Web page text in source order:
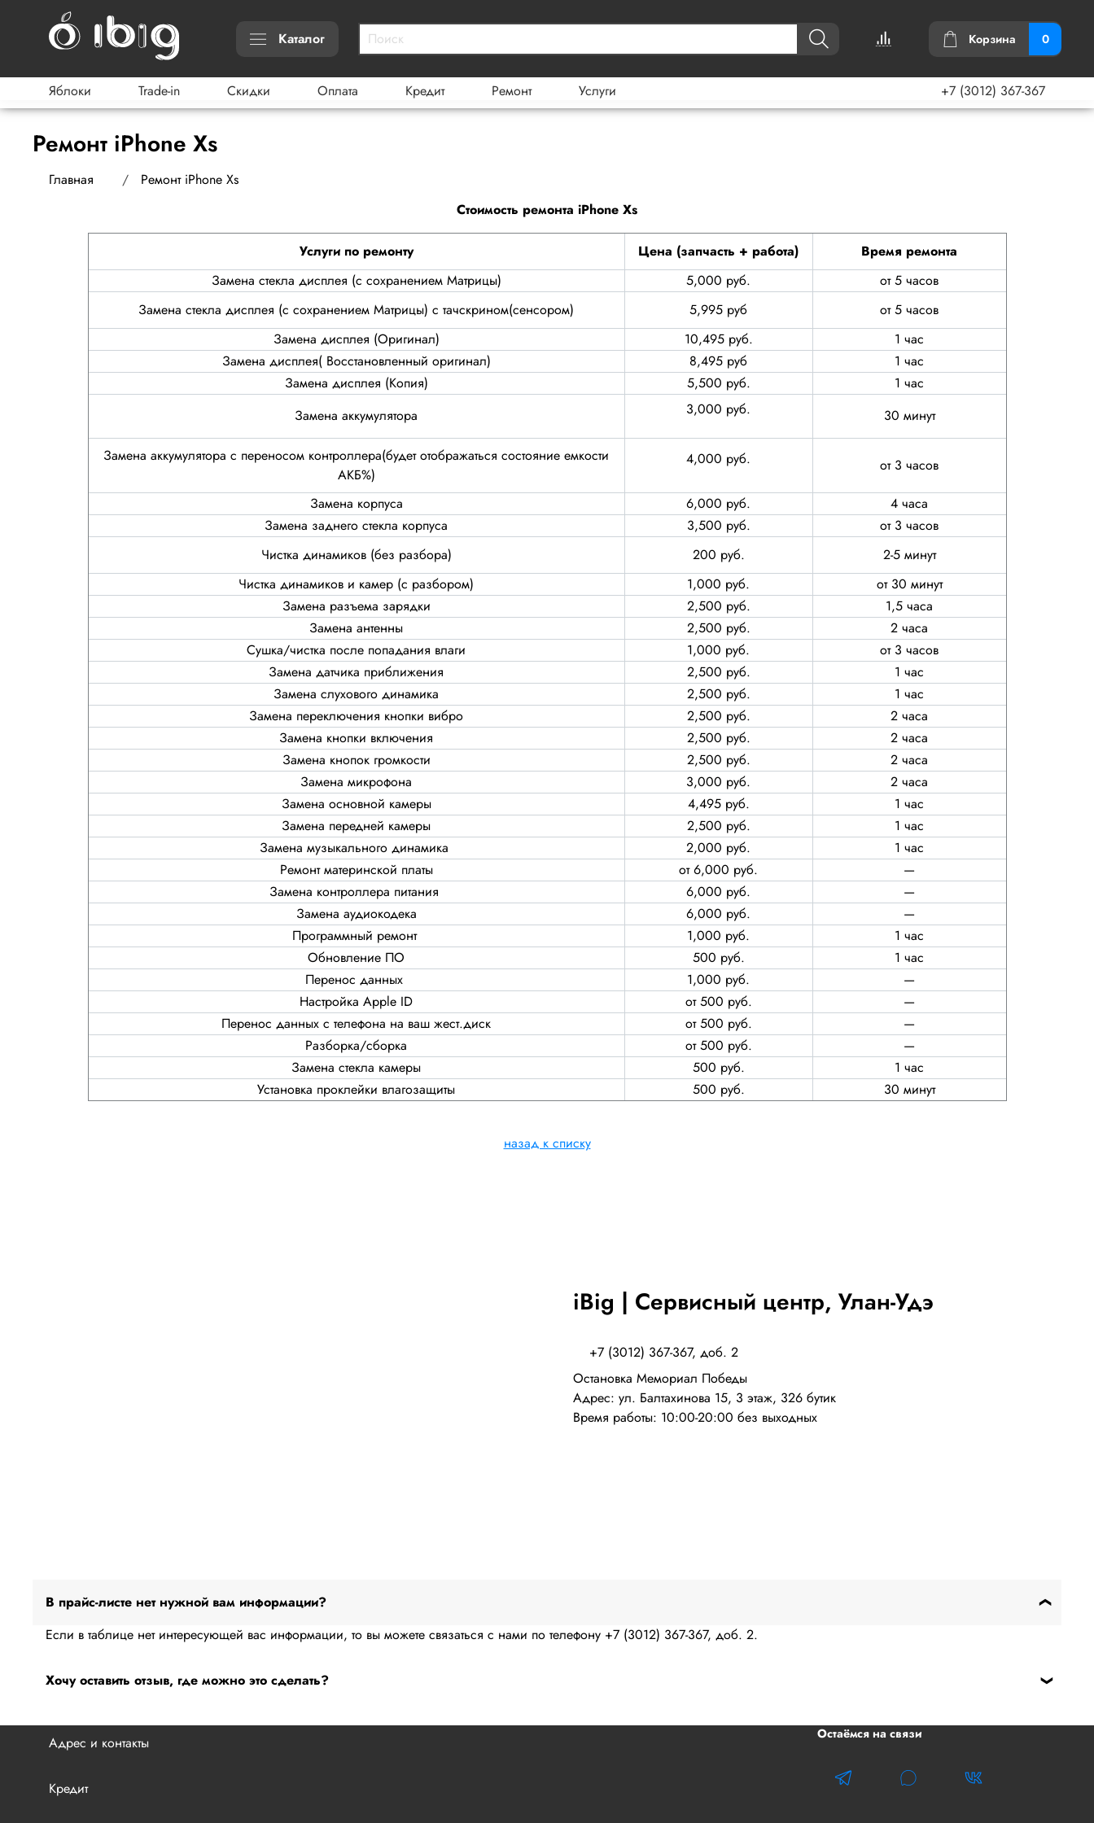
Каталог Корзина 0
Яблоки Trade-in Скидки Оплата Кредит Ремонт Услуги +7 (3012) 367-367
Ремонт iPhone Xs
Главная
Ремонт iPhone Xs
Стоимость ремонта iPhone Xs
Услуги по ремонту Цена (запчасть + работа)
Время ремонта
Замена стекла дисплея (с сохранением Матрицы)
5,000 руб.
от 5 часов
Замена стекла дисплея (с сохранением Матрицы) с тачскрином(сенсором)
5,995 руб
от 5 часов
Замена дисплея (Оригинал)
10,495 руб.
1 час
Замена дисплея( Восстановленный оригинал)
8,495 руб
1 час
Замена дисплея (Копия)
5,500 руб.
1 час
Замена аккумулятора
3,000 руб. 30 минут
Замена аккумулятора с переносом контроллера(будет отображаться состояние емкости
АКБ%)
4,000 руб. от 3 часов
Замена корпуса 6,000 руб.
4 часа
Замена заднего стекла корпуса
3,500 руб.
от 3 часов
Чистка динамиков (без разбора)
200 руб.
2-5 минут
Чистка динамиков и камер (с разбором)
1,000 руб.
от 30 минут
Замена разъема зарядки
2,500 руб.
1,5 часа
Замена антенны
2,500 руб.
2 часа
Сушка/чистка после попадания влаги
1,000 руб.
от 3 часов
Замена датчика приближения
2,500 руб.
1 час
Замена слухового динамика
2,500 руб.
1 час
Замена переключения кнопки вибро
2,500 руб.
2 часа
Замена кнопки включения
2,500 руб.
2 часа
Замена кнопок громкости
2,500 руб.
2 часа
Замена микрофона
3,000 руб.
2 часа
Замена основной камеры
4,495 руб.
1 час
Замена передней камеры
2,500 руб.
1 час
Замена музыкального динамика
2,000 руб.
1 час
Ремонт материнской платы
от 6,000 руб.
—
Замена контроллера питания
6,000 руб.
—
Замена аудиокодека
6,000 руб.
—
Программный ремонт
1,000 руб.
1 час
Обновление ПО
500 руб.
1 час
Перенос данных
1,000 руб.
—
Настройка Apple ID
от 500 руб.
—
Перенос данных с телефона на ваш жест.диск
от 500 руб.
—
Разборка/сборка
от 500 руб.
—
Замена стекла камеры
500 руб.
1 час
Установка проклейки влагозащиты
500 руб. 30 минут
назад к списку
iBig | Сервисный центр, Улан-Удэ
+7 (3012) 367-367, доб. 2
Остановка Мемориал Победы
Адрес: ул. Балтахинова 15, 3 этаж, 326 бутик
Время работы: 10:00-20:00 без выходных
В прайс-листе нет нужной вам информации?
Если в таблице нет интересующей вас информации, то вы можете связаться с нами по телефону +7 (3012) 367-367, доб. 2.
Хочу оставить отзыв, где можно это сделать?
Или в сервисе 2ГИС по
Адрес и контакты
Кредит
Остаёмся на связи